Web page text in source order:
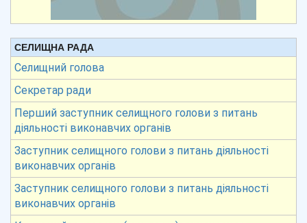
СЕЛИЩНА РАДА
Селищний голова
Секретар ради
Перший заступник селищного голови з питань
діяльності виконавчих органів
Заступник селищного голови з питань діяльності
виконавчих органів
Заступник селищного голови з питань діяльності
виконавчих органів